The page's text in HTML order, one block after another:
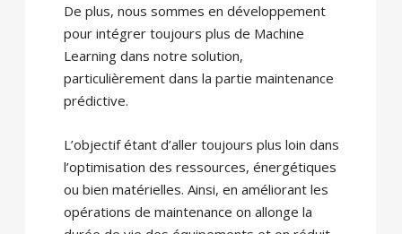
De plus, nous sommes en développement
pour intégrer toujours plus de Machine
Learning dans notre solution,
particulièrement dans la partie maintenance
prédictive.
L’objectif étant d’aller toujours plus loin dans
l’optimisation des ressources, énergétiques
ou bien matérielles. Ainsi, en améliorant les
opérations de maintenance on allonge la